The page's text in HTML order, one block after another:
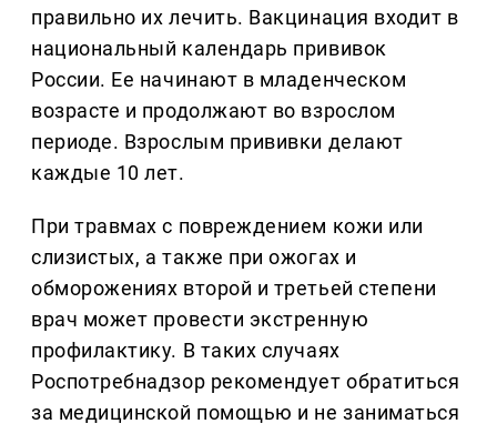
правильно их лечить. Вакцинация входит в
национальный календарь прививок
России. Ее начинают в младенческом
возрасте и продолжают во взрослом
периоде. Взрослым прививки делают
каждые 10 лет.
При травмах с повреждением кожи или
слизистых, а также при ожогах и
обморожениях второй и третьей степени
врач может провести экстренную
профилактику. В таких случаях
Роспотребнадзор рекомендует обратиться
за медицинской помощью и не заниматься